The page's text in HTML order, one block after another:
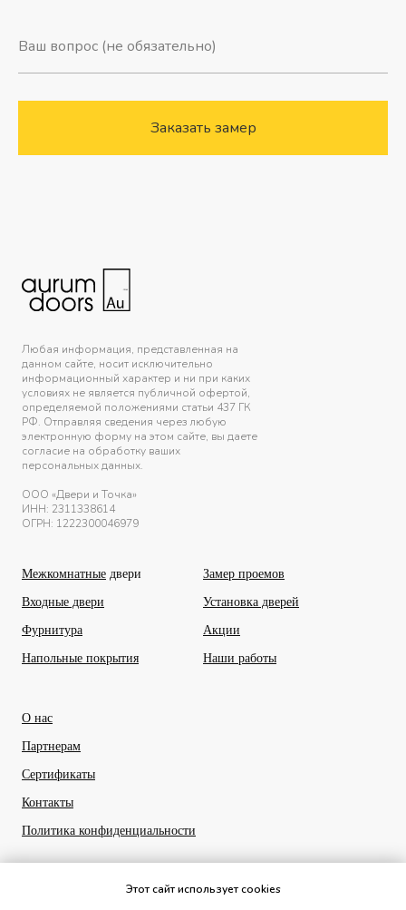
Этот сайт использует cookies
Заказать замер
Любая информация, представленная на
данном сайте, носит исключительно
информационный характер и ни при каких
условиях не является публичной офертой,
определяемой положениями статьи 437 ГК
РФ. Отправляя сведения через любую
электронную форму на этом сайте, вы даете
согласие на обработку ваших
персональных данных.
ООО «Двери и Точка»
ИНН: 2311338614
ОГРН: 1222300046979
Межкомнатные двери
Входные двери
Фурнитура
Напольные покрытия
Замер проемов
Установка дверей
Акции
Наши работы
О нас
Партнерам
Сертификаты
Контакты
Политика конфиденциальности